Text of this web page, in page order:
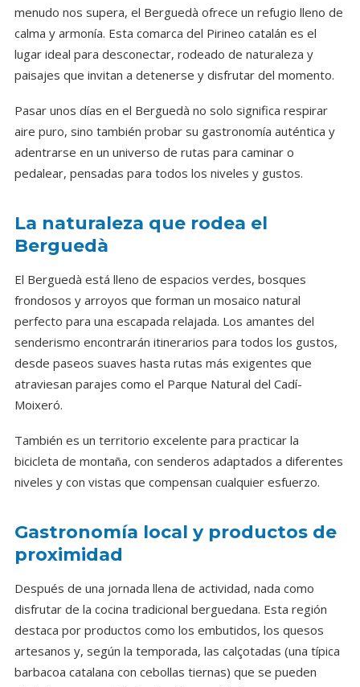
menudo nos supera, el Berguedà ofrece un refugio lleno de
calma y armonía. Esta comarca del Pirineo catalán es el
lugar ideal para desconectar, rodeado de naturaleza y
paisajes que invitan a detenerse y disfrutar del momento.
Pasar unos días en el Berguedà no solo significa respirar
aire puro, sino también probar su gastronomía auténtica y
adentrarse en un universo de rutas para caminar o
pedalear, pensadas para todos los niveles y gustos.
La naturaleza que rodea el
Berguedà
El Berguedà está lleno de espacios verdes, bosques
frondosos y arroyos que forman un mosaico natural
perfecto para una escapada relajada. Los amantes del
senderismo encontrarán itinerarios para todos los gustos,
desde paseos suaves hasta rutas más exigentes que
atraviesan parajes como el Parque Natural del Cadí-
Moixeró.
También es un territorio excelente para practicar la
bicicleta de montaña, con senderos adaptados a diferentes
niveles y con vistas que compensan cualquier esfuerzo.
Gastronomía local y productos de
proximidad
Después de una jornada llena de actividad, nada como
disfrutar de la cocina tradicional berguedana. Esta región
destaca por productos como los embutidos, los quesos
artesanos y, según la temporada, las calçotadas (una típica
barbacoa catalana con cebollas tiernas) que se pueden